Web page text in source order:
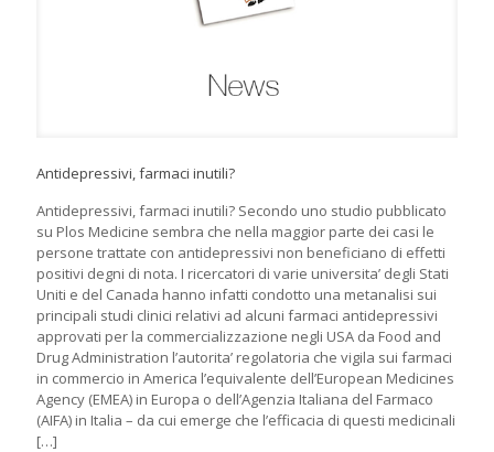
Antidepressivi, farmaci inutili?
Antidepressivi, farmaci inutili? Secondo uno studio pubblicato
su Plos Medicine sembra che nella maggior parte dei casi le
persone trattate con antidepressivi non beneficiano di effetti
positivi degni di nota. I ricercatori di varie universita’ degli Stati
Uniti e del Canada hanno infatti condotto una metanalisi sui
principali studi clinici relativi ad alcuni farmaci antidepressivi
approvati per la commercializzazione negli USA da Food and
Drug Administration l’autorita’ regolatoria che vigila sui farmaci
in commercio in America l’equivalente dell’European Medicines
Agency (EMEA) in Europa o dell’Agenzia Italiana del Farmaco
(AIFA) in Italia – da cui emerge che l’efficacia di questi medicinali
[…]